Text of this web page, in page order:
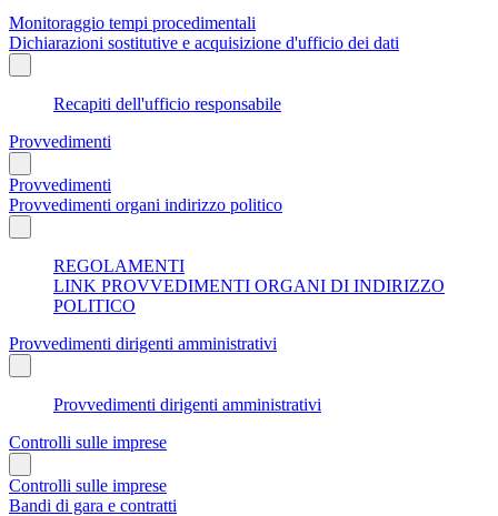
Monitoraggio tempi procedimentali
Dichiarazioni sostitutive e acquisizione d'ufficio dei dati
Recapiti dell'ufficio responsabile
Provvedimenti
Provvedimenti
Provvedimenti organi indirizzo politico
REGOLAMENTI
LINK PROVVEDIMENTI ORGANI DI INDIRIZZO
POLITICO
Provvedimenti dirigenti amministrativi
Provvedimenti dirigenti amministrativi
Controlli sulle imprese
Controlli sulle imprese
Bandi di gara e contratti